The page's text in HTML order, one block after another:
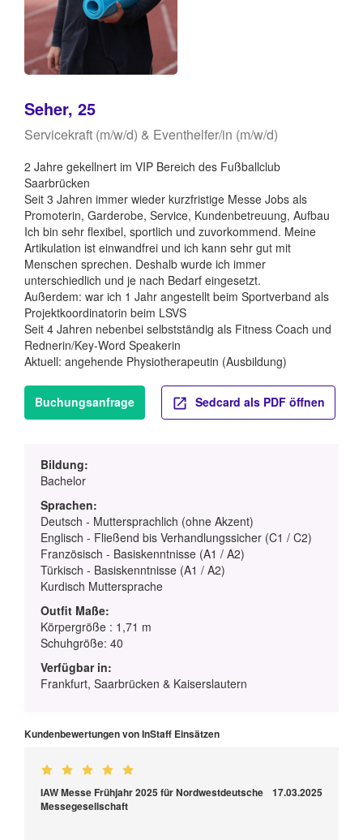
Seher, 25
Servicekraft (m/w/d) & Eventhelfer/in (m/w/d)
2 Jahre gekellnert im VIP Bereich des Fußballclub
Saarbrücken
Seit 3 Jahren immer wieder kurzfristige Messe Jobs als
Promoterin, Garderobe, Service, Kundenbetreuung, Aufbau
Ich bin sehr flexibel, sportlich und zuvorkommend. Meine
Artikulation ist einwandfrei und ich kann sehr gut mit
Menschen sprechen. Deshalb wurde ich immer
unterschiedlich und je nach Bedarf eingesetzt.
Außerdem: war ich 1 Jahr angestellt beim Sportverband als
Projektkoordinatorin beim LSVS
Seit 4 Jahren nebenbei selbstständig als Fitness Coach und
Rednerin/Key-Word Speakerin
Aktuell: angehende Physiotherapeutin (Ausbildung)
Buchungsanfrage Sedcard als PDF öffnen
Bildung:
Bachelor
Sprachen:
Deutsch - Muttersprachlich (ohne Akzent)
Englisch - Fließend bis Verhandlungssicher (C1 / C2)
Französisch - Basiskenntnisse (A1 / A2)
Türkisch - Basiskenntnisse (A1 / A2)
Kurdisch Muttersprache
Outfit Maße:
Körpergröße : 1,71 m
Schuhgröße: 40
Verfügbar in:
Frankfurt, Saarbrücken & Kaiserslautern
Kundenbewertungen von InStaff Einsätzen
IAW Messe Frühjahr 2025 für Nordwestdeutsche
Messegesellschaft
17.03.2025